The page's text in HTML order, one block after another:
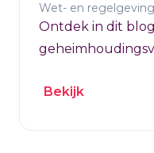
Wet- en regelgeving
Ontdek in dit
Bekijk